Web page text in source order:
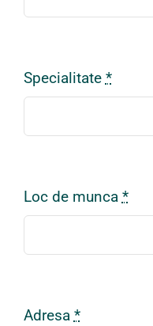
Specialitate *
Loc de munca *
Adresa *